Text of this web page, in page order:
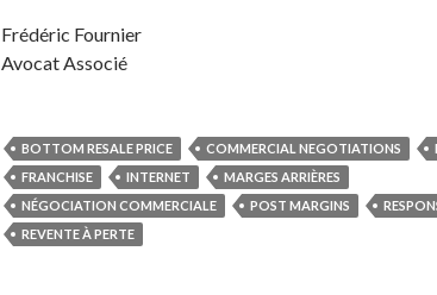
Frédéric Fournier
Avocat Associé
BOTTOM RESALE PRICE COMMERCIAL NEGOTIATIONS
FRANCHISE
INTERNET
MARGES ARRIÈRES
NÉGOCIATION COMMERCIALE
POST MARGINS
REVENTE À PERTE